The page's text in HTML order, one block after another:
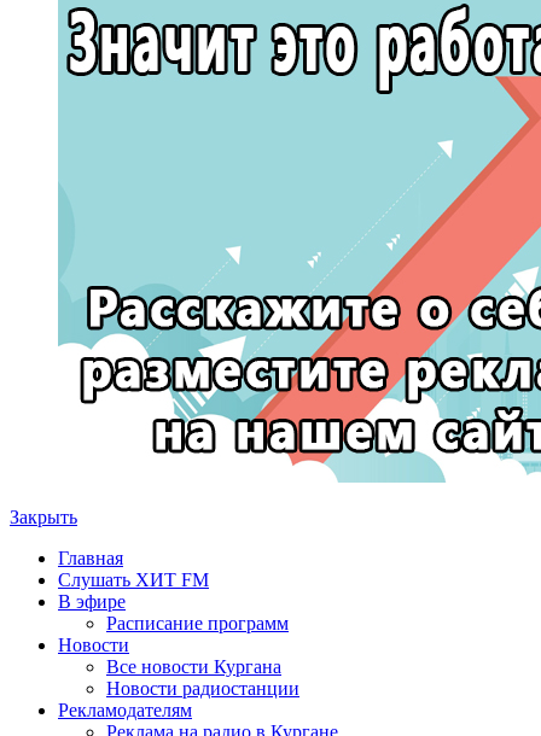
Закрыть
Главная
Слушать ХИТ FM
В эфире
Расписание программ
Новости
Все новости Кургана
Новости радиостанции
Рекламодателям
Реклама на радио в Кургане